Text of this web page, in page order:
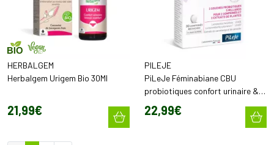
HERBALGEM
Herbalgem Urigem Bio 30Ml
21,99€
PILEJE
PiLeJe Féminabiane CBU
probiotiques confort urinaire &
intestinal (30 comprimés)
22,99€